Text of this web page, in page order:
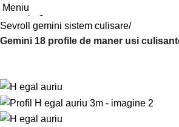
Meniu
Prima pagină
Sevroll gemini sistem culisare
Gemini 18 profile de maner usi